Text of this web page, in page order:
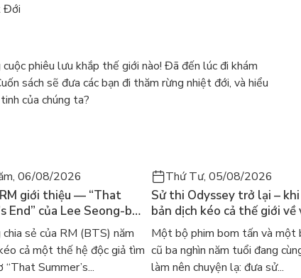
Đới
phiêu lưu khắp thế giới nào! Đã đến lúc đi khám
sách sẽ đưa các bạn đi thăm rừng nhiệt đới, và hiểu
của chúng ta?
06/08/2026
giới thiệu — “That
End” của Lee Seong-bok
tiếng Anh sau 4 năm
sẻ của RM (BTS) năm
cả một thế hệ độc giả tìm
Summer’s...
Thứ Tư, 05/08/2026
Sử thi Odyssey trở lại –
bản dịch kéo cả thế giới về
học kinh điển
Một bộ phim bom tấn và một
cũ ba nghìn năm tuổi đang
làm nên chuyện lạ: đưa sử...